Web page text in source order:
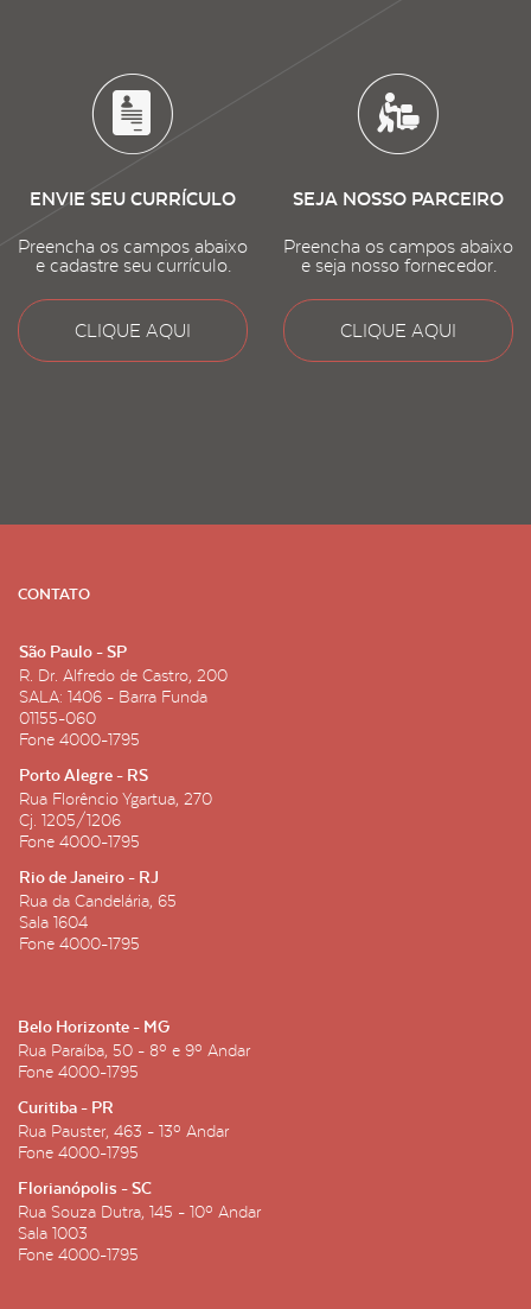
ENVIE SEU CURRÍCULO
Preencha os campos abaixo
e cadastre seu currículo.
CLIQUE AQUI
SEJA NOSSO PARCEIRO
Preencha os campos abaixo
e seja nosso fornecedor.
CLIQUE AQUI
CONTATO
São Paulo - SP
R. Dr. Alfredo de Castro, 200
SALA: 1406 - Barra Funda
01155-060
Fone 4000-1795
Porto Alegre - RS
Rua Florêncio Ygartua, 270
Cj. 1205/1206
Fone 4000-1795
Rio de Janeiro - RJ
Rua da Candelária, 65
Sala 1604
Fone 4000-1795
Belo Horizonte - MG
Rua Paraíba, 50 - 8º e 9º Andar
Fone 4000-1795
Curitiba - PR
Rua Pauster, 463 - 13º Andar
Fone 4000-1795
Florianópolis - SC
Rua Souza Dutra, 145 - 10º Andar
Sala 1003
Fone 4000-1795